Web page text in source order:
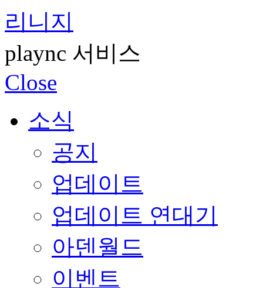
리니지
plaync 서비스
Close
소식
공지
업데이트
업데이트 연대기
아덴월드
이벤트